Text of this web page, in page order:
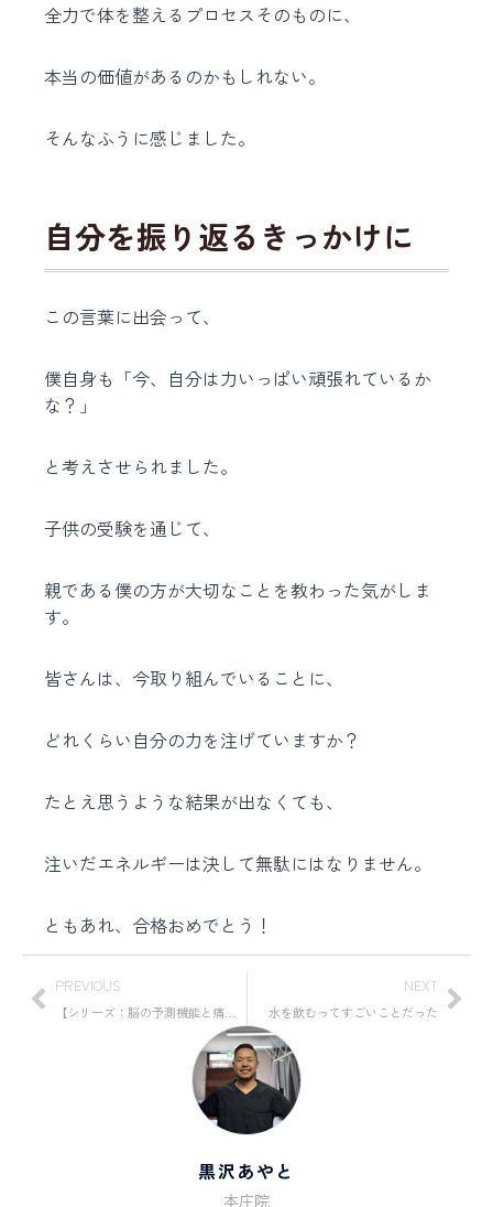
全力で体を整えるプロセスそのものに、
本当の価値があるのかもしれない。
そんなふうに感じました。
自分を振り返るきっかけに
この言葉に出会って、
僕自身も「今、自分は力いっぱい頑張れているか
な？」
と考えさせられました。
子供の受験を通じて、
親である僕の方が大切なことを教わった気がしま
す。
皆さんは、今取り組んでいることに、
どれくらい自分の力を注げていますか？
たとえ思うような結果が出なくても、
注いだエネルギーは決して無駄にはなりません。
ともあれ、合格おめでとう！
PREVIOUS NEXT
水を飲むってすごいことだった
黒沢あやと
本庄院